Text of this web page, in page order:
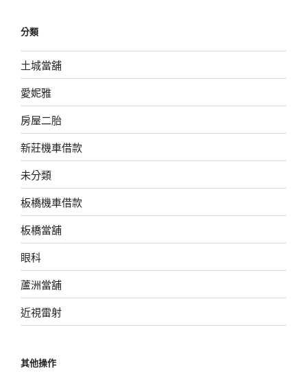
分類
土城當舖
愛妮雅
房屋二胎
新莊機車借款
未分類
板橋機車借款
板橋當舖
眼科
蘆洲當舖
近視雷射
其他操作